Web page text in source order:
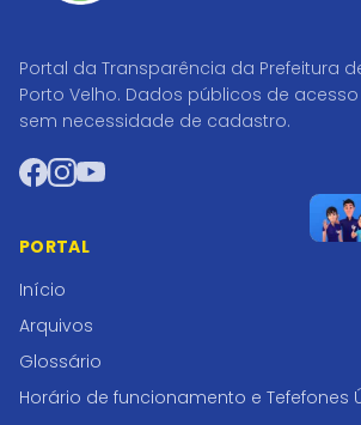
Portal da Transparência da Prefeitura
Porto Velho. Dados públicos de acesso
sem necessidade de cadastro.
Facebook
Instagram
YouTube
PORTAL
Início
Arquivos
Glossário
Horário de funcionamento e Tefefones